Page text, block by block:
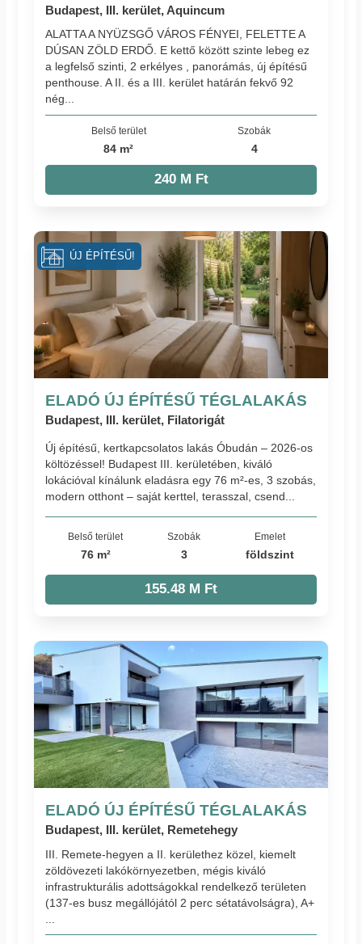
Budapest, III. kerület, Aquincum
ALATTA A NYÜZSGŐ VÁROS FÉNYEI, FELETTE A
DÚSAN ZÖLD ERDŐ. E kettő között szinte lebeg ez
a legfelső szinti, 2 erkélyes , panorámás, új építésű
penthouse. A II. és a III. kerület határán fekvő 92
nég...
Belső terület
84 m²
Szobák
4
240 M Ft
ELADÓ ÚJ ÉPÍTÉSŰ TÉGLALAKÁS
Budapest, III. kerület, Filatorigát
Új építésű, kertkapcsolatos lakás Óbudán – 2026-os
költözéssel! Budapest III. kerületében, kiváló
lokációval kínálunk eladásra egy 76 m²-es, 3 szobás,
modern otthont – saját kerttel, terasszal, csend...
Belső terület
76 m²
Szobák
3
Emelet
földszint
155.48 M Ft
ÚJ ÉPÍTÉSŰ!
ELADÓ ÚJ ÉPÍTÉSŰ TÉGLALAKÁS
Budapest, III. kerület, Remetehegy
III. Remete-hegyen a II. kerülethez közel, kiemelt
zöldövezeti lakókörnyezetben, mégis kiváló
infrastrukturális adottságokkal rendelkező területen
(137-es busz megállójától 2 perc sétatávolságra), A+